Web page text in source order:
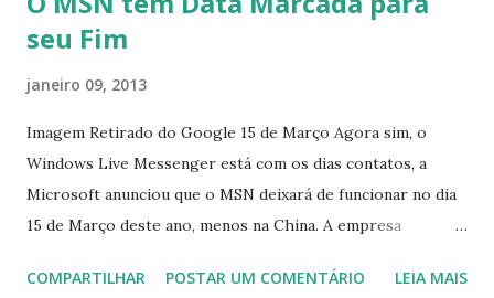
seu Fim
janeiro 09, 2013
Imagem Retirado do Google 15 de Março Agora sim, o
Windows Live Messenger está com os dias contatos, a
Microsoft anunciou que o MSN deixará de funcionar no dia
15 de Março deste ano, menos na China. A empresa
integrado com o serviço do MSN, segundo a empresa, os
COMPARTILHAR POSTAR UM COMENTÁRIO LEIA MAIS